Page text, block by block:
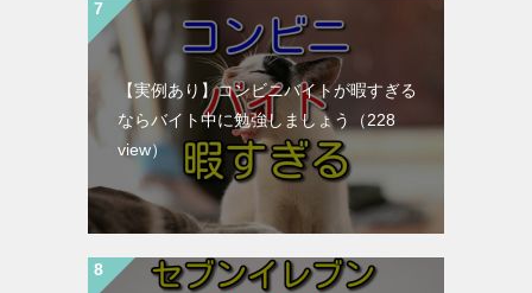
【実例あり】コンビニバイトが暇すぎる
ならバイト中に勉強しましょう
（228
view）